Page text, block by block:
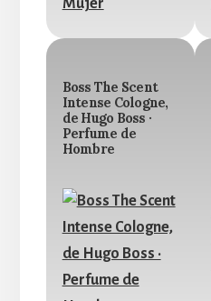
Boss The Scent
Intense Cologne,
de Hugo Boss ·
Perfume de
Hombre